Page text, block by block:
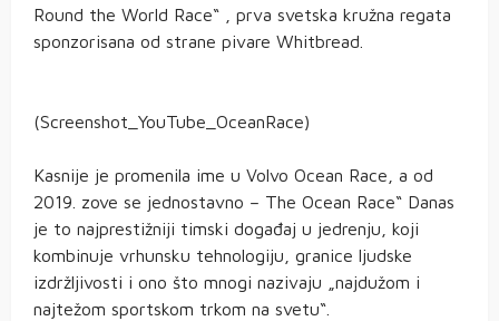
Round the World Race“ , prva svetska kružna regata
sponzorisana od strane pivare Whitbread.
(Screenshot_YouTube_OceanRace)
Kasnije je promenila ime u Volvo Ocean Race, a od
2019. zove se jednostavno – The Ocean Race“ Danas
je to najprestižniji timski događaj u jedrenju, koji
kombinuje vrhunsku tehnologiju, granice ljudske
izdržljivosti i ono što mnogi nazivaju „najdužom i
najtežom sportskom trkom na svetu“.